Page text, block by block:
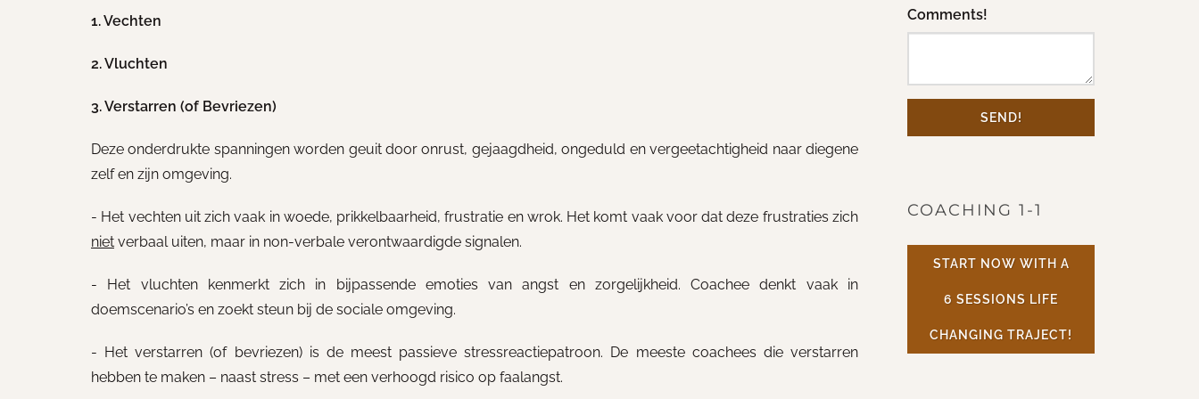
1. Vechten
2. Vluchten
3. Verstarren (of Bevriezen)
Deze onderdrukte spanningen worden geuit door onrust, gejaagdheid, ongeduld en vergeetachtigheid naar diegene
zelf en zijn omgeving.
- Het vechten uit zich vaak in woede, prikkelbaarheid, frustratie en wrok. Het komt vaak voor dat deze frustraties zich
niet verbaal uiten, maar in non-verbale verontwaardigde signalen.
- Het vluchten kenmerkt zich in bijpassende emoties van angst en zorgelijkheid. Coachee denkt vaak in
doemscenario’s en zoekt steun bij de sociale omgeving.
- Het verstarren (of bevriezen) is de meest passieve stressreactiepatroon. De meeste coachees die verstarren
hebben te maken – naast stress – met een verhoogd risico op faalangst.
Comments!
SEND!
COACHING 1-1
START NOW WITH A
6 SESSIONS LIFE
CHANGING TRAJECT!